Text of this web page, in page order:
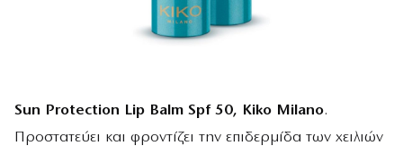
Sun Protection Lip Balm Spf 50, Kiko Milano.
Προστατεύει και φροντίζει την επιδερμίδα των χειλιών